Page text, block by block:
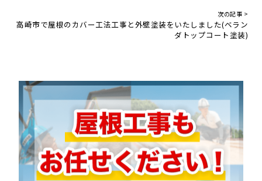
次の記事 >
高崎市で屋根のカバー工法工事と外壁塗装をいたしました(ベラン
ダトップコート塗装)